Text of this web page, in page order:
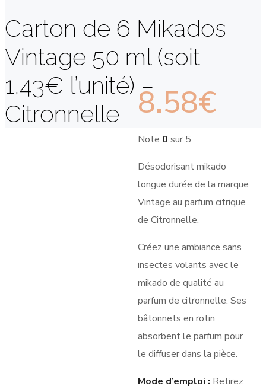
Carton de 6 Mikados
Vintage 50 ml (soit
1,43€ l’unité) –
Citronnelle
8.58€
Note 0 sur 5
Désodorisant mikado
longue durée de la marque
Vintage au parfum citrique
de Citronnelle.
Créez une ambiance sans
insectes volants avec le
mikado de qualité au
parfum de citronnelle. Ses
bâtonnets en rotin
absorbent le parfum pour
le diffuser dans la pièce.
Mode d’emploi : Retirez